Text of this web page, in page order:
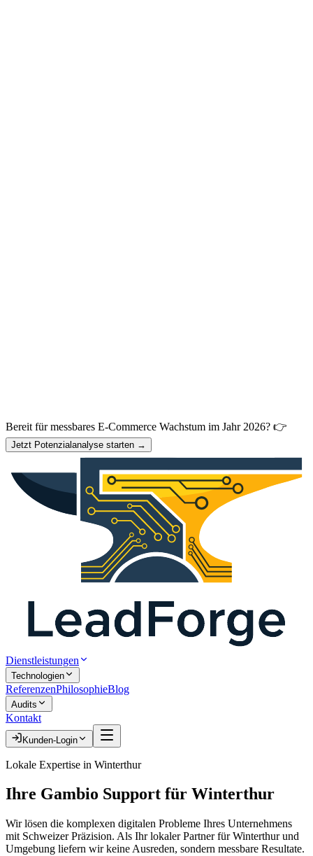
Bereit für messbares E-Commerce Wachstum im Jahr 2026? 👉
Jetzt Potenzialanalyse starten →
Dienstleistungen
Technologien
ReferenzenPhilosophieBlog
Audits
Kontakt
Kunden-Login
Lokale Expertise in Winterthur
Ihre Gambio Support für Winterthur
Wir lösen die komplexen digitalen Probleme Ihres Unternehmens
mit Schweizer Präzision. Als Ihr lokaler Partner fürWinterthurund
Umgebung liefern wir keine Ausreden, sondern messbare Resultate.